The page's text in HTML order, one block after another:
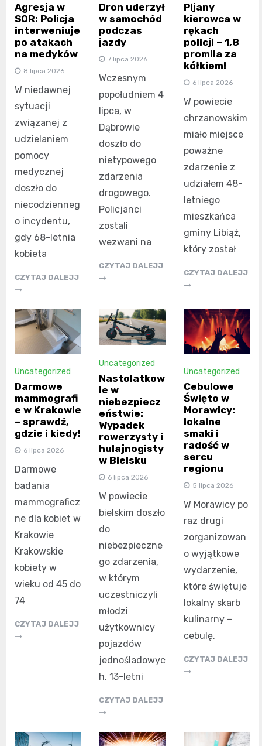
Agresja w
SOR: Policja
interweniuje
po atakach
na medyków
8 lipca 2026
W niedawnej
sytuacji
związanej z
udzielaniem
pomocy
medycznej
doszło do
niecodzienneg
o incydentu,
gdy 68-letnia
kobieta
CZYTAJ DALEJJ
Dron uderzył
w samochód
podczas
jazdy
7 lipca 2026
Wczesnym
popołudniem 4
lipca, w
Dąbrowie
doszło do
nietypowego
zdarzenia
drogowego.
Policjanci
zostali
wezwani na
CZYTAJ DALEJJ
Pijany
kierowca w
rękach
policji – 1,8
promila za
kółkiem!
6 lipca 2026
W powiecie
chrzanowskim
miało miejsce
poważne
zdarzenie z
udziałem 48-
letniego
mieszkańca
gminy Libiąż,
który został
CZYTAJ DALEJJ
Uncategorized
Darmowe
mammografi
e w Krakowie
– sprawdź,
gdzie i kiedy!
6 lipca 2026
Darmowe
badania
mammograficz
ne dla kobiet w
Krakowie
Krakowskie
kobiety w
wieku od 45 do
74
CZYTAJ DALEJJ
Uncategorized
Nastolatkow
ie w
niebezpiecz
eństwie:
Wypadek
rowerzysty i
hulajnogisty
w Bielsku
6 lipca 2026
W powiecie
bielskim doszło
do
niebezpieczne
go zdarzenia,
w którym
uczestniczyli
młodzi
użytkownicy
pojazdów
jednośladowyc
h. 13-letni
CZYTAJ DALEJJ
Uncategorized
Cebulowe
Święto w
Morawicy:
lokalne
smaki i
radość w
sercu
regionu
5 lipca 2026
W Morawicy po
raz drugi
zorganizowan
o wyjątkowe
wydarzenie,
które świętuje
lokalny skarb
kulinarny –
cebulę.
CZYTAJ DALEJJ